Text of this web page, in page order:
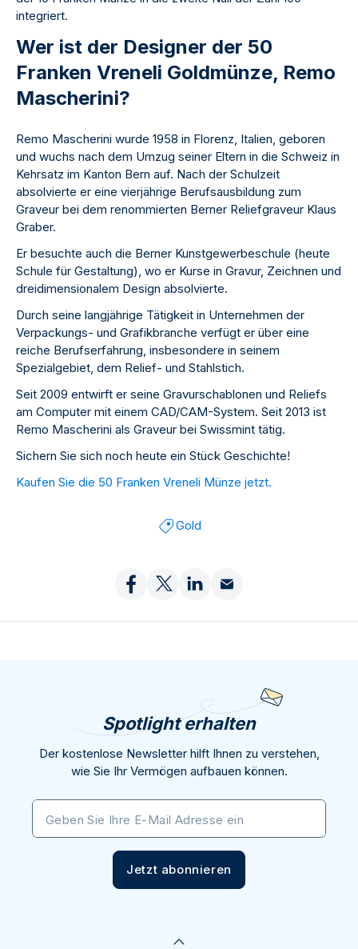
integriert.
Wer ist der Designer der 50
Franken Vreneli Goldmünze, Remo
Mascherini?
Remo Mascherini wurde 1958 in Florenz, Italien, geboren
und wuchs nach dem Umzug seiner Eltern in die Schweiz in
Kehrsatz im Kanton Bern auf. Nach der Schulzeit
absolvierte er eine vierjährige Berufsausbildung zum
Graveur bei dem renommierten Berner Reliefgraveur Klaus
Graber.
Er besuchte auch die Berner Kunstgewerbeschule (heute
Schule für Gestaltung), wo er Kurse in Gravur, Zeichnen und
dreidimensionalem Design absolvierte.
Durch seine langjährige Tätigkeit in Unternehmen der
Verpackungs- und Grafikbranche verfügt er über eine
reiche Berufserfahrung, insbesondere in seinem
Spezialgebiet, dem Relief- und Stahlstich.
Seit 2009 entwirft er seine Gravurschablonen und Reliefs
am Computer mit einem CAD/CAM-System. Seit 2013 ist
Remo Mascherini als Graveur bei Swissmint tätig.
Sichern Sie sich noch heute ein Stück Geschichte!
Kaufen Sie die 50 Franken Vreneli Münze jetzt.
Gold
Spotlight erhalten
Der kostenlose Newsletter hilft Ihnen zu verstehen,
wie Sie Ihr Vermögen aufbauen können.
Geben Sie Ihre E-Mail Adresse ein
Jetzt abonnieren